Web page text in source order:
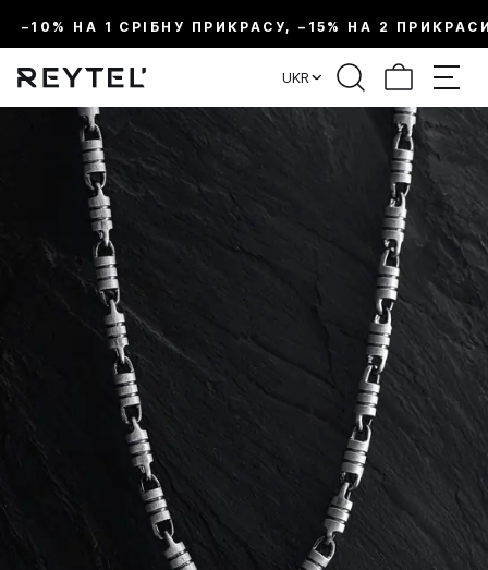
–10% НА 1 СРІБНУ ПРИКРАСУ, –15% НА 2
UKR